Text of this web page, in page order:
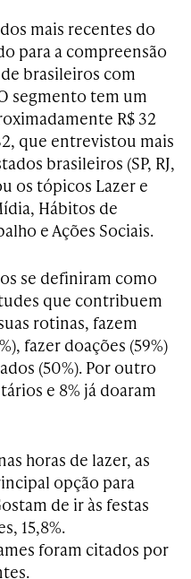
mais recentes do
para a compreensão
brasileiros com
segmento tem um
R$ 32
que entrevistou mais
brasileiros (SP, RJ,
os tópicos Lazer e
Hábitos de
e Ações Sociais.
se definiram como
que contribuem
rotinas, fazem
fazer doações (59%)
(50%). Por outro
e 8% já doaram
horas de lazer, as
opção para
de ir às festas
15,8%.
foram citados por